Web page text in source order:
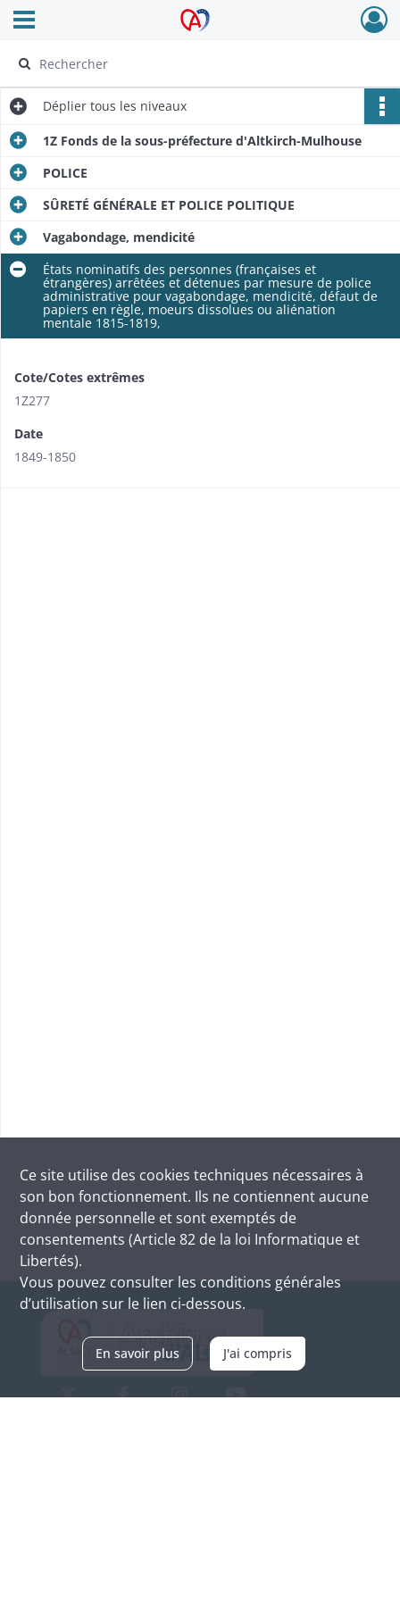
Archives Alsace - Colmar
Ouvrir le menu déroulant
Déplier tous les niveaux
1Z Fonds de la sous-préfecture d'Altkirch-Mulhouse
POLICE
SÛRETÉ GÉNÉRALE ET POLICE POLITIQUE
Vagabondage, mendicité
États nominatifs des personnes (françaises et
étrangères) arrêtées et détenues par mesure de police
administrative pour vagabondage, mendicité, défaut de
papiers en règle, moeurs dissolues ou aliénation
mentale 1815-1819,
Cote/Cotes extrêmes
1Z277
Date
1849-1850
Ce site utilise des cookies techniques nécessaires à
son bon fonctionnement. Ils ne contiennent aucune
donnée personnelle et sont exemptés de
consentements (Article 82 de la loi Informatique et
Libertés).
Vous pouvez consulter les conditions générales
d’utilisation sur le lien ci-dessous.
En savoir plus J'ai compris